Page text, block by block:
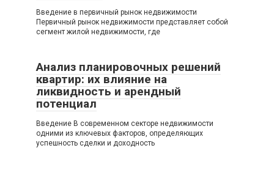
Введение в первичный рынок недвижимости
Первичный рынок недвижимости представляет собой
сегмент жилой недвижимости, где
Анализ планировочных решений
квартир: их влияние на
ликвидность и арендный
потенциал
Введение В современном секторе недвижимости
одними из ключевых факторов, определяющих
успешность сделки и доходность